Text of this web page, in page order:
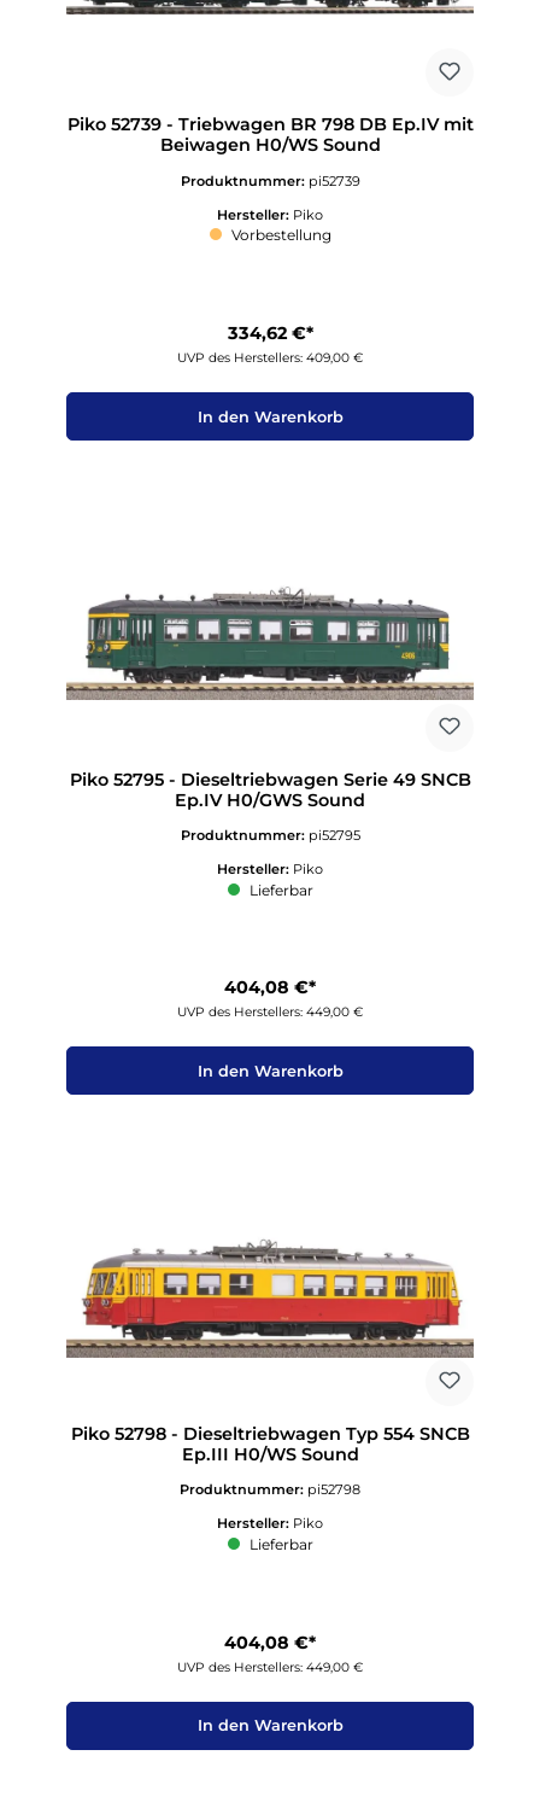
Piko 52739 - Triebwagen BR 798 DB Ep.IV mit
Beiwagen H0/WS Sound
Produktnummer: pi52739
Hersteller: Piko
Vorbestellung
334,62 €*
UVP des Herstellers: 409,00 €
In den Warenkorb
Piko 52795 - Dieseltriebwagen Serie 49 SNCB
Ep.IV H0/GWS Sound
Produktnummer: pi52795
Hersteller: Piko
Lieferbar
404,08 €*
UVP des Herstellers: 449,00 €
In den Warenkorb
Piko 52798 - Dieseltriebwagen Typ 554 SNCB
Ep.III H0/WS Sound
Produktnummer: pi52798
Hersteller: Piko
Lieferbar
404,08 €*
UVP des Herstellers: 449,00 €
In den Warenkorb